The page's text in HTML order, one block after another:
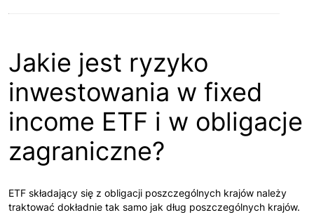
Jakie jest ryzyko
inwestowania w fixed
income ETF i w obligacje
zagraniczne?
ETF składający się z obligacji poszczególnych krajów należy
traktować dokładnie tak samo jak dług poszczególnych krajów.